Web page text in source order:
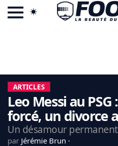
LA CHARTE
VIE PRIVÉE
CGU
CONTACTEZ-NOUS
ARTICLES
Leo Messi au
forcé, un divorce
Un désamour
par Jérémie Brun